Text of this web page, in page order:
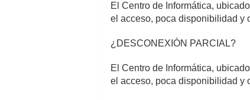
El Centro de Informática,
el acceso, poca disponibilidad y
¿DESCONEXIÓN PARCIAL?
El Centro de Informática,
el acceso, poca disponibilidad y